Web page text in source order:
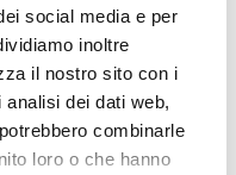
social media e per
inoltre
il nostro sito con i
dei dati web,
combinarle
loro o che hanno
squadra a Samuele Gobbi,
leggi